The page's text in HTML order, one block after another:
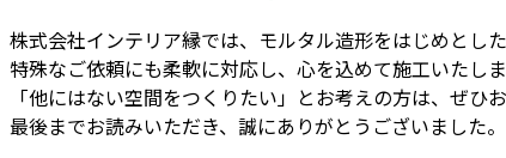
株式会社インテリア縁では、モルタル造形をはじめとし
特殊なご依頼にも柔軟に対応し、心を込めて施工いたしま
「他にはない空間をつくりたい」とお考えの方は、ぜひ
最後までお読みいただき、誠にありがとうございました。